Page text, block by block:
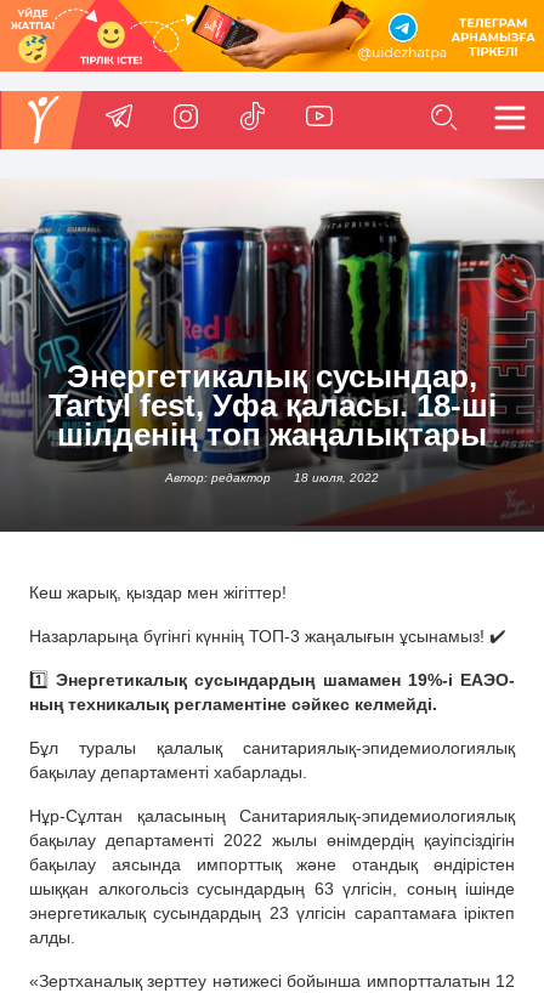
Энергетикалық сусындар,
Tartyl fest, Уфа қаласы. 18-ші
шілденің топ жаңалықтары
Автор: редактор 18 июля, 2022
Кеш жарық, қыздар мен жігіттер!
Назарларыңа бүгінгі күннің ТОП-3 жаңалығын ұсынамыз! ✔️
1️⃣Энергетикалық сусындардың шамамен 19%-і ЕАЭО-
ның техникалық регламентіне сәйкес келмейді.
Бұл туралы қалалық санитариялық-эпидемиологиялық
бақылау департаменті хабарлады.
Нұр-Сұлтан қаласының Санитариялық-эпидемиологиялық
бақылау департаменті 2022 жылы өнімдердің қауіпсіздігін
бақылау аясында импорттық және отандық өндірістен
шыққан алкогольсіз сусындардың 63 үлгісін, соның ішінде
энергетикалық сусындардың 23 үлгісін сараптамаға іріктеп
алды.
«Зертханалық зерттеу нәтижесі бойынша импортталатын 12